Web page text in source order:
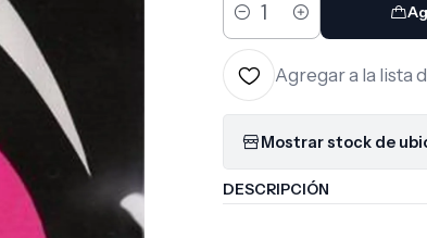
Cantidad
Agregar a la lista
Mostrar stock de
DESCRIPCIÓN